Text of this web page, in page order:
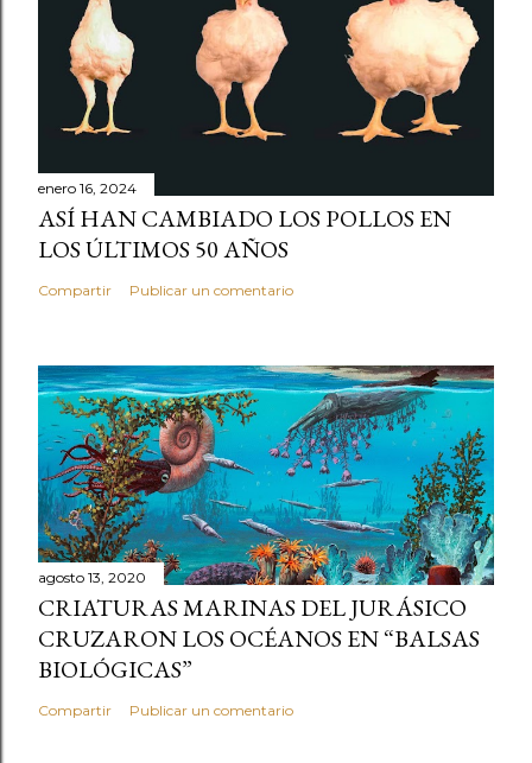
enero 16, 2024
ASÍ HAN CAMBIADO LOS POLLOS EN
LOS ÚLTIMOS 50 AÑOS
Compartir Publicar un comentario
agosto 13, 2020
CRIATURAS MARINAS DEL JURÁSICO
CRUZARON LOS OCÉANOS EN “BALSAS
BIOLÓGICAS”
Compartir Publicar un comentario